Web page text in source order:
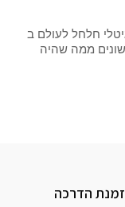
חלחל לעולם ב
הדרכה